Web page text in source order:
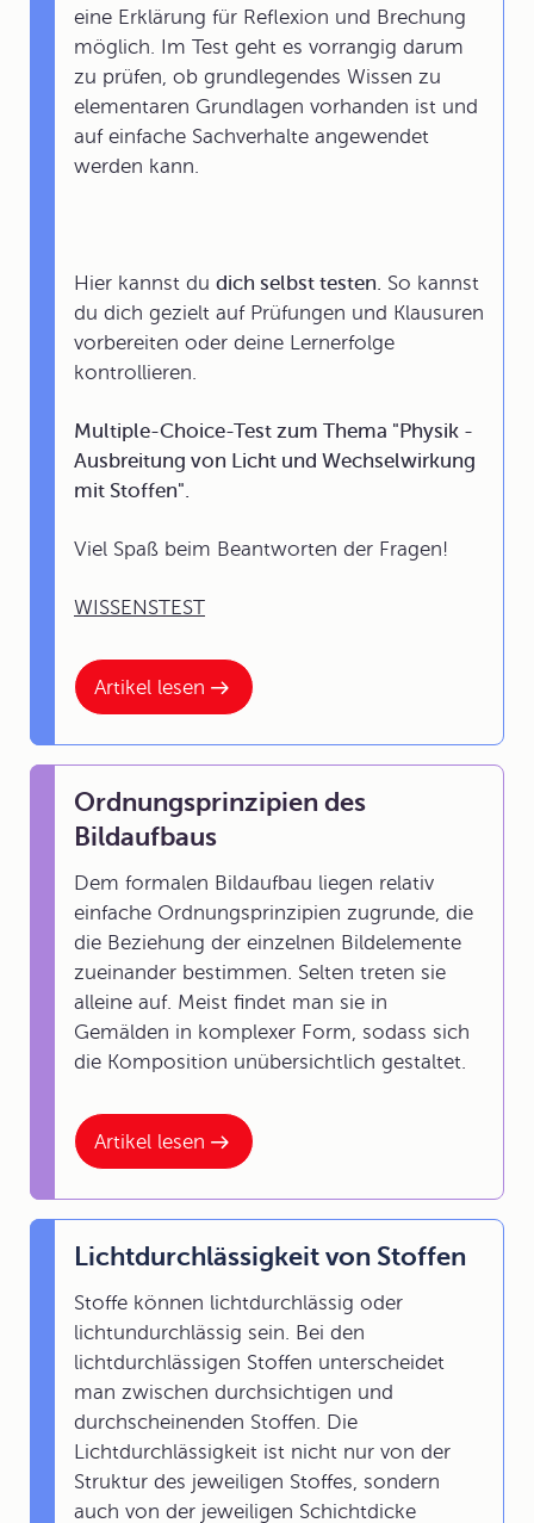
Artikel lesen
eine Erklärung für Reflexion und Brechung
möglich. Im Test geht es vorrangig darum
zu prüfen, ob grundlegendes Wissen zu
elementaren Grundlagen vorhanden ist und
auf einfache Sachverhalte angewendet
werden kann.
Hier kannst du dich selbst testen. So kannst
du dich gezielt auf Prüfungen und Klausuren
vorbereiten oder deine Lernerfolge
kontrollieren.
Multiple-Choice-Test zum Thema "Physik -
Ausbreitung von Licht und Wechselwirkung
mit Stoffen".
Viel Spaß beim Beantworten der Fragen!
WISSENSTEST
Artikel lesen
Ordnungsprinzipien des
Bildaufbaus
Dem formalen Bildaufbau liegen relativ
einfache Ordnungsprinzipien zugrunde, die
die Beziehung der einzelnen Bildelemente
zueinander bestimmen. Selten treten sie
alleine auf. Meist findet man sie in
Gemälden in komplexer Form, sodass sich
die Komposition unübersichtlich gestaltet.
Lichtdurchlässigkeit von Stoffen
Stoffe können lichtdurchlässig oder
lichtundurchlässig sein. Bei den
lichtdurchlässigen Stoffen unterscheidet
man zwischen durchsichtigen und
durchscheinenden Stoffen. Die
Lichtdurchlässigkeit ist nicht nur von der
Struktur des jeweiligen Stoffes, sondern
auch von der jeweiligen Schichtdicke